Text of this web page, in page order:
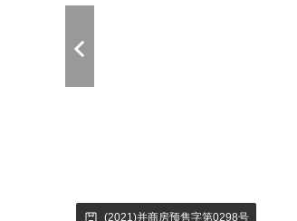
(2021)并商房预售字第0298号